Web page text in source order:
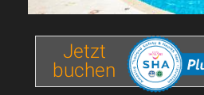
Jetzt
buchen